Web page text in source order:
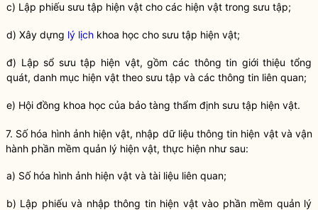
c) Lập phiếu sưu tập hiện vật cho các hiện vật trong sưu tập;
d) Xây dựng lý lịch khoa học cho sưu tập hiện vật;
đ) Lập sổ sưu tập hiện vật, gồm các thông tin giới thiệu tổng
quát, danh mục hiện vật theo sưu tập và các thông tin liên quan;
e) Hội đồng khoa học của bảo tàng thẩm định sưu tập hiện vật.
7. Số hóa hình ảnh hiện vật, nhập dữ liệu thông tin hiện vật và vận
hành phần mềm quản lý hiện vật, thực hiện như sau:
a) Số hóa hình ảnh hiện vật và tài liệu liên quan;
b) Lập phiếu và nhập thông tin hiện vật vào phần mềm quản lý